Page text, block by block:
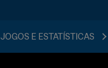
JOGOS E ESTATÍSTICAS